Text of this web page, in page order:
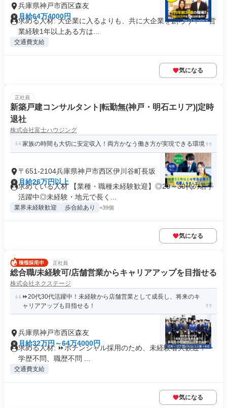
兵庫県神戸市西区森友
月給64万4000円
求める人材: 大企業に入るよりも、共に大企業を創ろう！ ・営
業経験1年以上ある方は...
交通費支給
気になる
正社員
新築戸建コンサルタント|転勤無(神戸・明石エリア)|定時
退社
株式会社富士ハウジング
家族の時間も大切に安定収入！両方かなう働き方が実現できる環境
〒651-2104兵庫県神戸市西区伊川谷町長坂
月給26万円以上
求めている人材 【業種・職種未経験歓迎】◎20～30代の若手
活躍中◎未経験・地元で長く...
業界未経験歓迎 歩合給あり +39個
気になる
正社員
総合職/未経験可/店舗営業からキャリアアップを目指せる
株式会社ネクステージ
⏩️20代30代活躍中！未経験から店舗営業として成長し、将来のキ
ャリアアップも目指せる！
兵庫県神戸市西区森友
月給32万円～64万4000円
求める人材: ⏩️ポテンシャル採用のため、未経験者大歓迎！ ・
学歴不問、職歴不問 ...
交通費支給
気になる